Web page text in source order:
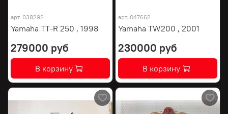
арт. 038292
Yamaha TT-R 250 , 1998
279000 руб
В корзину
арт. 047662
Yamaha TW200 , 2001
230000 руб
В корзину